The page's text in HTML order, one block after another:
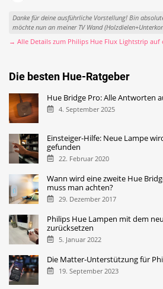
Danke für deine ausführliche Vorstellung! Bin
möchte nun an meiner TV Wand
→ Alle Details zum Philips Hue Flux Lightstrip auf
Die besten Hue-Ratgeber
Hue Bridge Pro: Alle Antworten
4. September 2025
Einsteiger-Hilfe: Neue Lampe
gefunden
22. Februar 2020
Wann wird eine zweite Hue
muss man achten?
29. Dezember 2017
Philips Hue Lampen mit dem
zurücksetzen
5. Januar 2022
Die Matter-Unterstützung für
19. September 2023